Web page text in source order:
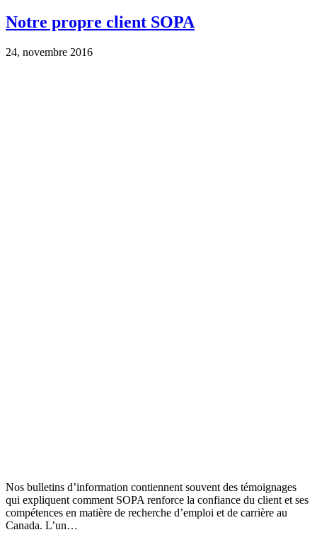
Notre propre client SOPA
24, novembre 2016
Nos bulletins d’information contiennent souvent des témoignages
qui expliquent comment SOPA renforce la confiance du client et ses
compétences en matière de recherche d’emploi et de carrière au
Canada. L’un…